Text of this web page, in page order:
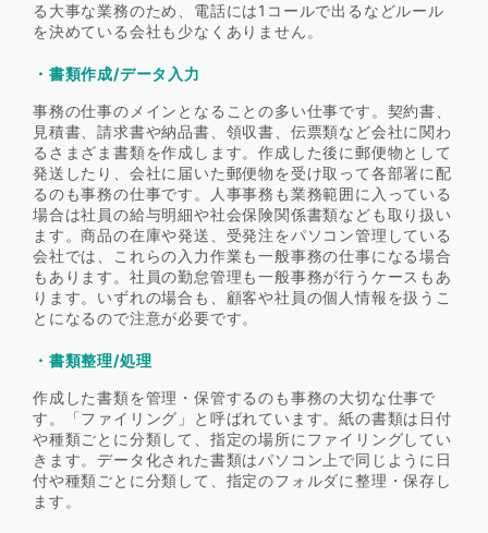
る大事な業務のため、電話には1コールで出るなどルール
を決めている会社も少なくありません。
・書類作成/データ入力
事務の仕事のメインとなることの多い仕事です。契約書、
見積書、請求書や納品書、領収書、伝票類など会社に関わ
るさまざま書類を作成します。作成した後に郵便物として
発送したり、会社に届いた郵便物を受け取って各部署に配
るのも事務の仕事です。人事事務も業務範囲に入っている
場合は社員の給与明細や社会保険関係書類なども取り扱い
ます。商品の在庫や発送、受発注をパソコン管理している
会社では、これらの入力作業も一般事務の仕事になる場合
もあります。社員の勤怠管理も一般事務が行うケースもあ
ります。いずれの場合も、顧客や社員の個人情報を扱うこ
とになるので注意が必要です。
・書類整理/処理
作成した書類を管理・保管するのも事務の大切な仕事で
す。「ファイリング」と呼ばれています。紙の書類は日付
や種類ごとに分類して、指定の場所にファイリングしてい
きます。データ化された書類はパソコン上で同じように日
付や種類ごとに分類して、指定のフォルダに整理・保存し
ます。